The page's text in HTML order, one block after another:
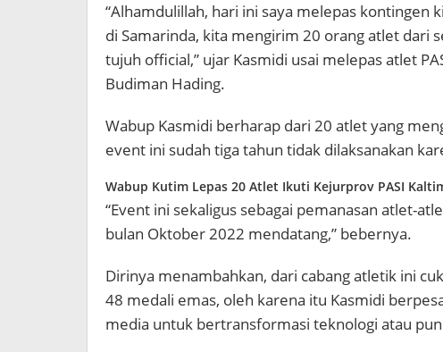
“Alhamdulillah, hari ini saya melepas kontingen
di Samarinda, kita mengirim 20 orang atlet dari
tujuh official,” ujar Kasmidi usai melepas atlet
Budiman Hading.
Wabup Kasmidi berharap dari 20 atlet yang
event ini sudah tiga tahun tidak dilaksanakan
Wabup Kutim Lepas 20 Atlet Ikuti Kejurprov PASI
“Event ini sekaligus sebagai pemanasan atlet-
bulan Oktober 2022 mendatang,” bebernya.
Dirinya menambahkan, dari cabang atletik ini
48 medali emas, oleh karena itu Kasmidi
media untuk bertransformasi teknologi atau